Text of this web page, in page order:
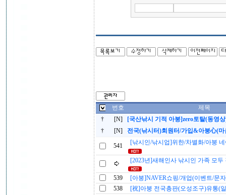
번호
제목
†
[N]
[국산낚시 기적 아붕]zero토탈(동영
†
[N] 전국(낚시터)회원터/가입&아붕心(마
541 [낚시인/낚시업]위한/차별화/아붕
[2023년]새해인사 낚시인 가족 모
539
[아붕]NAVER쇼핑/개업(이벤트/문
538
[祝]아붕 전국총판(오성조구)유통(